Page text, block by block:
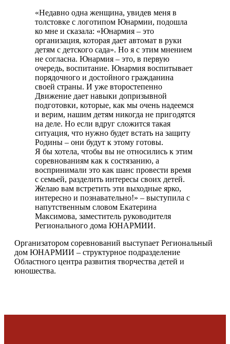
«Недавно одна женщина, увидев меня в
толстовке с логотипом Юнармии, подошла
ко мне и сказала: «Юнармия – это
организация, которая дает автомат в руки
детям с детского сада». Но я с этим мнением
не согласна. Юнармия – это, в первую
очередь, воспитание. Юнармия воспитывает
порядочного и достойного гражданина
своей страны. И уже второстепенно
Движение дает навыки допризывной
подготовки, которые, как мы очень надеемся
и верим, нашим детям никогда не пригодятся
на деле. Но если вдруг сложится такая
ситуация, что нужно будет встать на защиту
Родины – они будут к этому готовы.
Я бы хотела, чтобы вы не относились к этим
соревнованиям как к состязанию, а
воспринимали это как шанс провести время
с семьей, разделить интересы своих детей.
Желаю вам встретить эти выходные ярко,
интересно и познавательно!» – выступила с
напутственным словом Екатерина
Максимова, заместитель руководителя
Регионального дома ЮНАРМИИ.
Организатором соревнований выступает Региональный
дом ЮНАРМИИ – структурное подразделение
Областного центра развития творчества детей и
юношества.